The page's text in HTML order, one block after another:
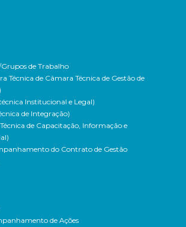
de Trabalho
Técnica de Câmara Técnica de Gestão de
Institucional e Legal)
de Integração)
de Capacitação, Informação e
do Contrato de Gestão
de Ações